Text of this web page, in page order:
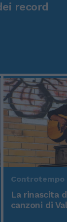
record
Controtempo
La rinascita
canzoni di